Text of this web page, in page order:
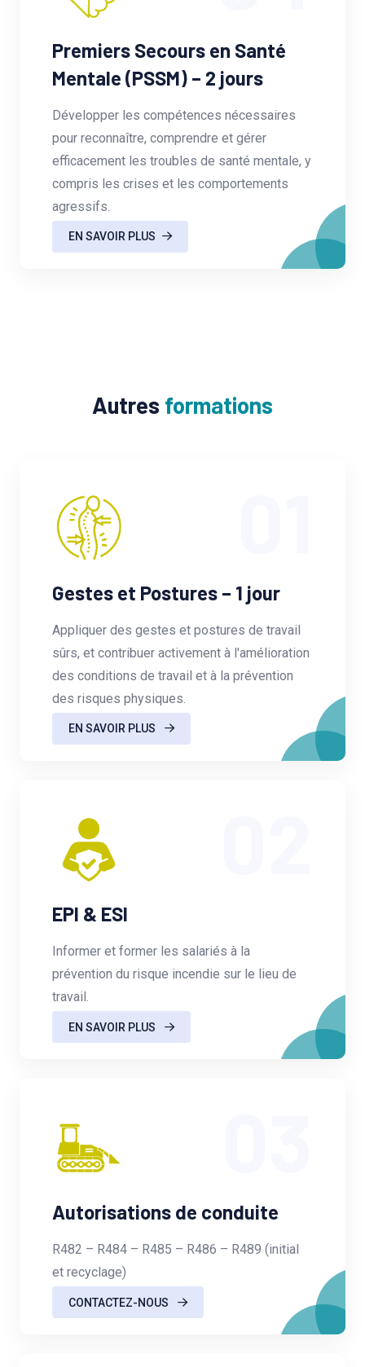
Premiers Secours en Santé
Mentale (PSSM) – 2 jours
Développer les compétences nécessaires
pour reconnaître, comprendre et gérer
efficacement les troubles de santé mentale, y
compris les crises et les comportements
agressifs.
EN SAVOIR PLUS
Autres formations
Gestes et Postures – 1 jour
Appliquer des gestes et postures de travail
sûrs, et contribuer activement à l'amélioration
des conditions de travail et à la prévention
des risques physiques.
EN SAVOIR PLUS
EPI & ESI
Informer et former les salariés à la
prévention du risque incendie sur le lieu de
travail.
EN SAVOIR PLUS
Autorisations de conduite
R482 – R484 – R485 – R486 – R489 (initial
et recyclage)
CONTACTEZ-NOUS